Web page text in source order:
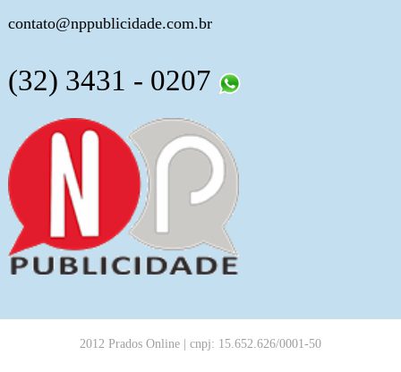
contato@nppublicidade.com.br
(32) 3431 - 0207
2012 Prados Online | cnpj: 15.652.626/0001-50